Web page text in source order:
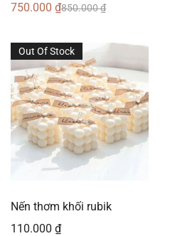
850.000₫
750.000 ₫
Out Of Stock
Nến thơm khối rubik
110.000 ₫